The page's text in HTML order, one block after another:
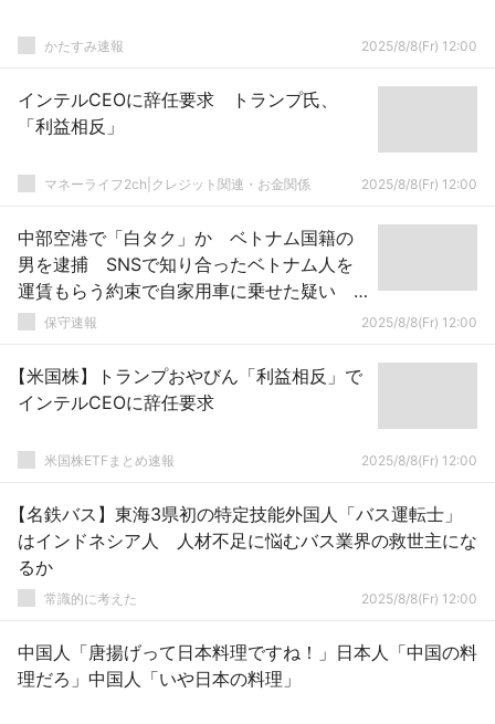
かたすみ速報 2025/8/8(Fr) 12:00
インテルCEOに辞任要求 トランプ氏、
「利益相反」
マネーライフ2ch|クレジット関連・お金関係 2025/8/8(Fr) 12:00
中部空港で「白タク」か ベトナム国籍の
男を逮捕 SNSで知り合ったベトナム人を
運賃もらう約束で自家用車に乗せた疑い
「納得できない」と容疑を否認
保守速報 2025/8/8(Fr) 12:00
【米国株】トランプおやびん「利益相反」で
インテルCEOに辞任要求
米国株ETFまとめ速報 2025/8/8(Fr) 12:00
【名鉄バス】東海3県初の特定技能外国人「バス運転士」
はインドネシア人 人材不足に悩むバス業界の救世主にな
るか
常識的に考えた 2025/8/8(Fr) 12:00
中国人「唐揚げって日本料理ですね！」日本人「中国の料
理だろ」中国人「いや日本の料理」